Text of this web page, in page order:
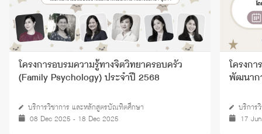
โครงการอบรมความรู้ทางจิตวิทยาครอบครัว
(Family Psychology) ประจำปี 2568
บริการวิชาการ และหลักสูตรบัณฑิตศึกษา
08 Dec 2025 - 18 Dec 2025
โครงก
พัฒนาก
บริการ
17